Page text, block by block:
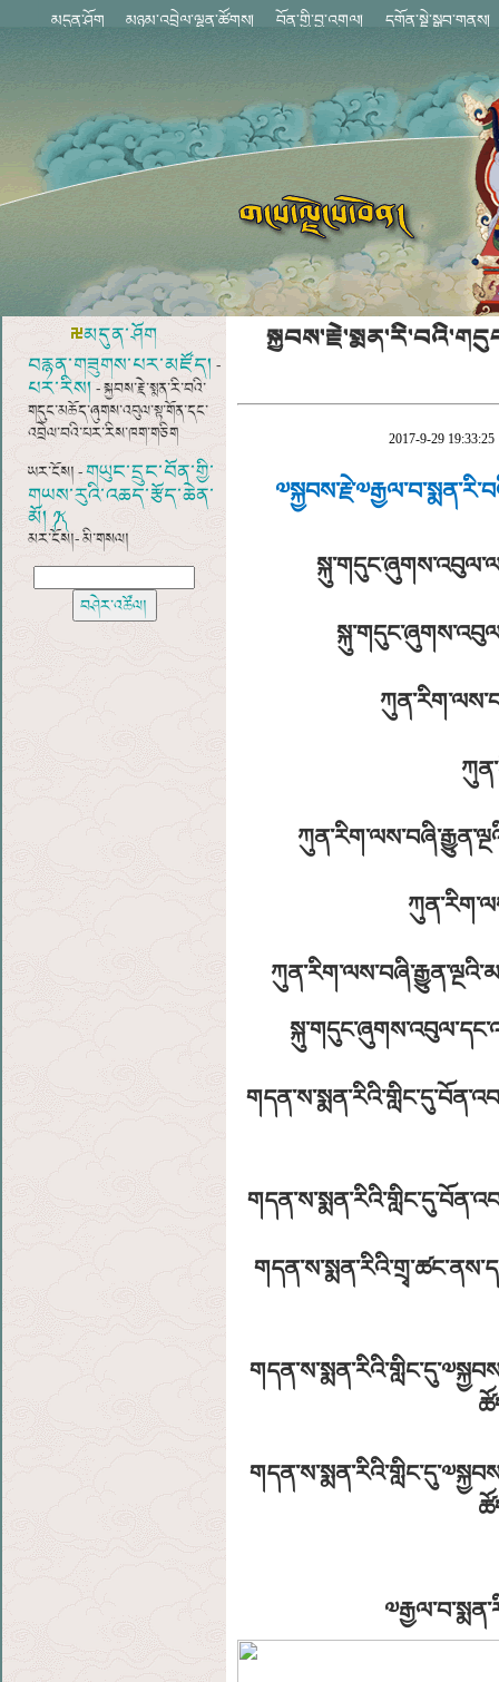
མདུན་ཤོག
བརྙན་གཟུགས་པར་མཛོད། -
པར་རིས།- སྐྱབས་རྗེ་སྨན་རི་བའི་
གདུང་མཆོད་ཞུགས་འབུལ་སྟ་གོན་དང་
འབྲེལ་བའི་པར་རིས་ཁག་གཅིག
ཡར་ངོས། -གཡུང་དྲུང་བོན་གྱི་
གཡས་རུའི་འཆད་རྩོད་ཆེན་
མོ། ༼༡༽
མར་ངོས།- མི་གསལ།
2017-9-29 19:33:25